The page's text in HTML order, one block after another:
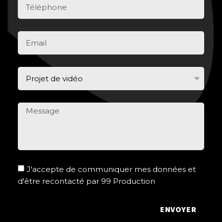
J'accepte de communiquer mes données et
d'être recontacté par 99 Production
ENVOYER